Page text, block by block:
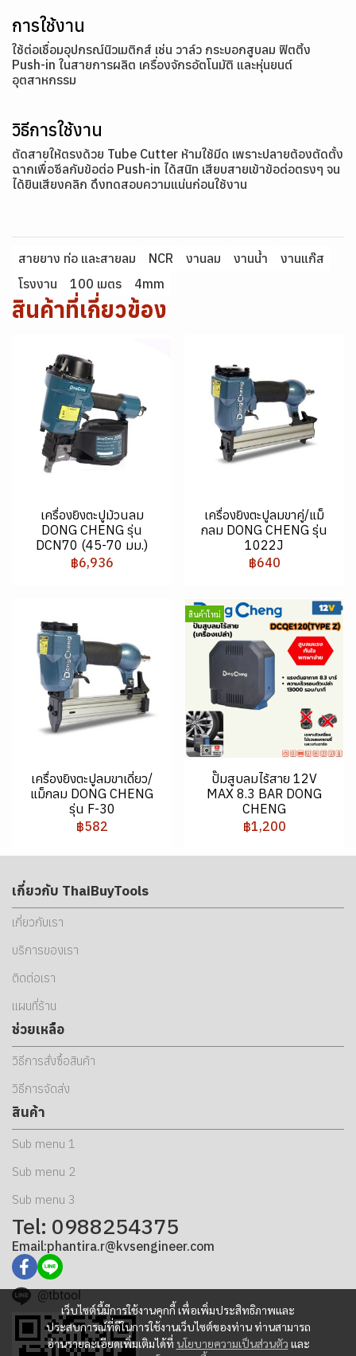
การใช้งาน
ใช้ต่อเชื่อมอุปกรณ์นิวเมติกส์ เช่น วาล์ว กระบอกสูบลม ฟิตติ้ง
Push-in ในสายการผลิต เครื่องจักรอัตโนมัติ และหุ่นยนต์
อุตสาหกรรม
วิธีการใช้งาน
ตัดสายให้ตรงด้วย Tube Cutter ห้ามใช้มีด เพราะปลายต้องตัดตั้ง
ฉากเพื่อซีลกับข้อต่อ Push-in ได้สนิท เสียบสายเข้าข้อต่อตรงๆ จน
ได้ยินเสียงคลิก ดึงทดสอบความแน่นก่อนใช้งาน
สายยาง ท่อ และสายลม NCR งานลม งานน้ำ
งานแก๊ส
โรงงาน
100 เมตร 4mm
สินค้าที่เกี่ยวข้อง
เครื่องยิงตะปูม้วนลม
DONG CHENG รุ่น
DCN70 (45-70 มม.)
฿6,936
เครื่องยิงตะปูลมขาคู่/แม็
กลม DONG CHENG รุ่น
1022J
฿640
เครื่องยิงตะปูลมขาเดี่ยว/
แม็กลม DONG CHENG
รุ่น F-30
฿582
สินค้าใหม่
ปั๊มสูบลมไร้สาย 12V
MAX 8.3 BAR DONG
CHENG
฿1,200
เว็บไซต์นี้มีการใช้งานคุกกี้ เพื่อเพิ่มประสิทธิภาพและ
ประสบการณ์ที่ดีในการใช้งานเว็บไซต์ของท่าน ท่านสามารถ
อ่านรายละเอียดเพิ่มเติมได้ที่ นโยบายความเป็นส่วนตัว และ
เกี่ยวกับ ThaiBuyTools
เกี่ยวกับเรา
บริการของเรา
ติดต่อเรา
แผนที่ร้าน
ช่วยเหลือ
วิธีการสั่งซื้อสินค้า
วิธีการจัดส่ง
สินค้า
Sub menu 1
Sub menu 2
Sub menu 3
Tel: 0988254375
Email:phantira.r@kvsengineer.com
@tbtool